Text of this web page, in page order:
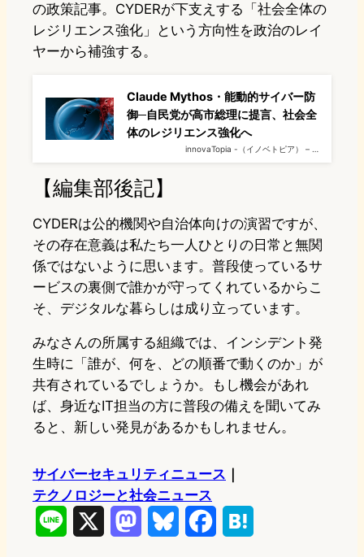
の政策記事。CYDERが下支えする「社会全体の
レジリエンス強化」という方向性を政治のレイ
ヤーから補強する。
Claude Mythos・能動的サイバー防
御─自民党が高市総理に提言、社会全
体のレジリエンス強化へ
innovaTopia -（イノベトピア） – …
【編集部後記】
CYDERは公的機関や自治体向けの演習ですが、
その存在意義は私たち一人ひとりの日常と無関
係ではないように思います。普段使っているサ
ービスの裏側で誰かが守ってくれているからこ
そ、デジタルな暮らしは成り立っています。
みなさんの所属する組織では、インシデント発
生時に「誰が、何を、どの順番で動くのか」が
共有されているでしょうか。もし機会があれ
ば、身近なIT担当の方に普段の備えを聞いてみ
ると、新しい発見があるかもしれません。
サイバーセキュリティニュース
テクノロジーと社会ニュース